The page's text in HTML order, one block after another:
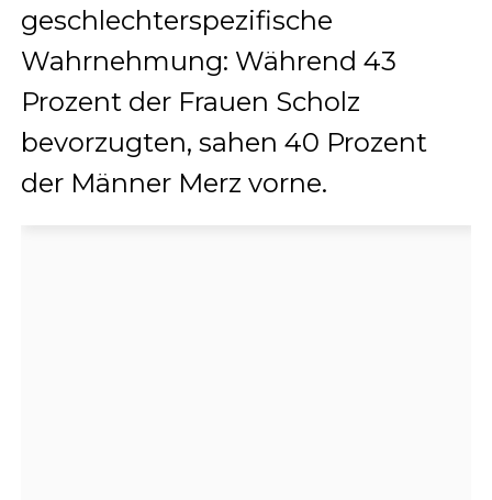
geschlechterspezifische
Wahrnehmung: Während 43
Prozent der Frauen Scholz
bevorzugten, sahen 40 Prozent
der Männer Merz vorne.